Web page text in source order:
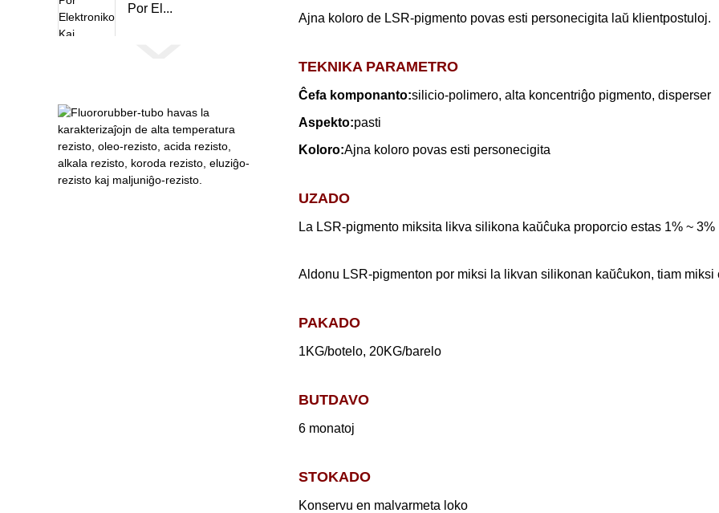
Por El...
Ajna koloro de LSR-pigmento povas esti personecigita laŭ klientpostuloj.
TEKNIKA PARAMETRO
Ĉefa komponanto:silicio-polimero, alta koncentriĝo pigmento, disperser
Aspekto:pasti
Koloro:Ajna koloro povas esti personecigita
UZADO
La LSR-pigmento miksita likva silikona kaŭĉuka proporcio estas 1% ~ 3%
Aldonu LSR-pigmenton por miksi la likvan silikonan kaŭĉukon, tiam miksi
PAKADO
1KG/botelo, 20KG/barelo
BUTDAVO
6 monatoj
STOKADO
Konservu en malvarmeta loko